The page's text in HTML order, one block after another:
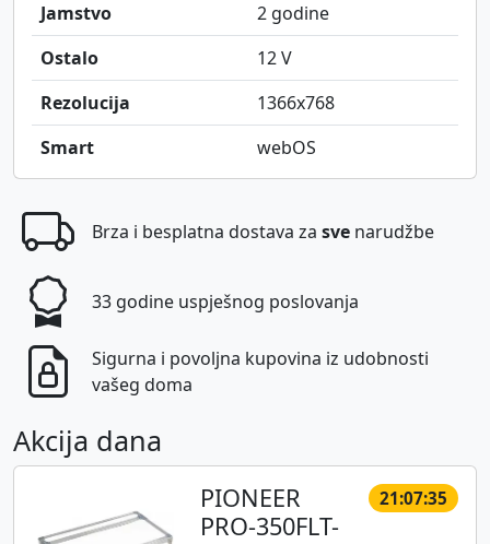
Jamstvo
2 godine
Ostalo
12 V
Rezolucija
1366x768
Smart
webOS
Brza i besplatna dostava za sve narudžbe
33 godine uspješnog poslovanja
Sigurna i povoljna kupovina iz udobnosti
vašeg doma
Akcija dana
21:07:35
PIONEER
PRO-350FLT-